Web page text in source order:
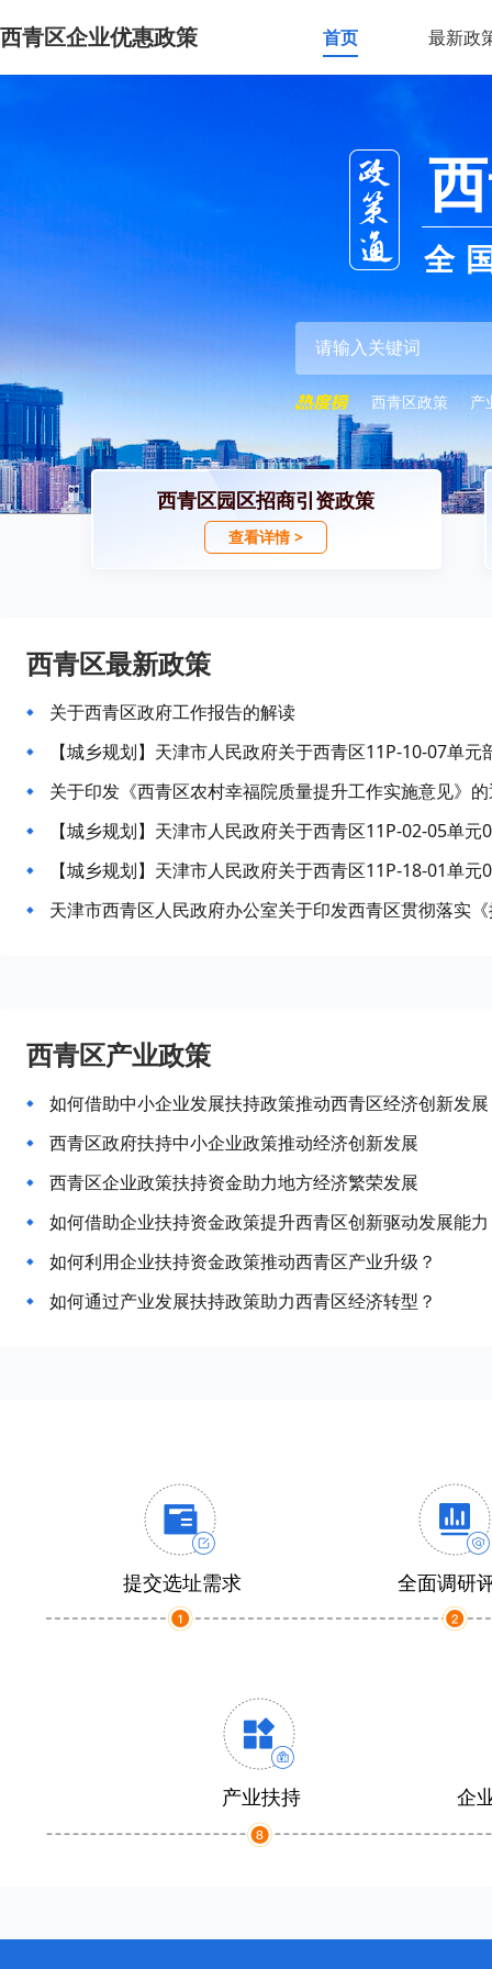
西青区企业优惠政策 首页 最新政
全
西青区政策 产
西青区园区招商引资政策
查看详情 >
西青区最新政策
关于西青区政府工作报告的解读
关于印发《西青区农村幸福院质量提升工作实施意见》
西青区产业政策
如何借助中小企业发展扶持政策推动西青区经济创新发
西青区政府扶持中小企业政策推动经济创新发展
西青区企业政策扶持资金助力地方经济繁荣发展
如何借助企业扶持资金政策提升西青区创新驱动发展能
如何利用企业扶持资金政策推动西青区产业升级？
如何通过产业发展扶持政策助力西青区经济转型？
提交选址需求 全面调研
产业扶持 企